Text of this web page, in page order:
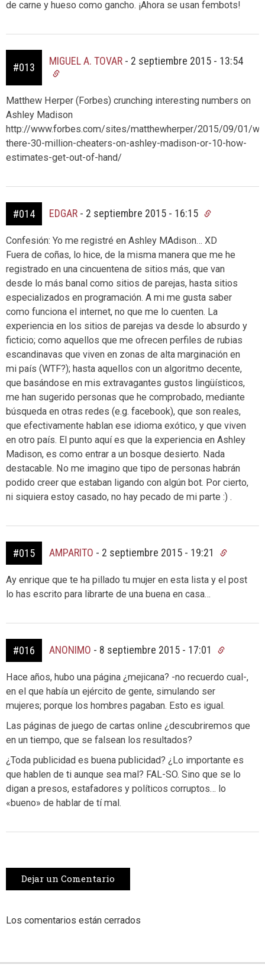
de carne y hueso como gancho. ¡Ahora se usan fembots!
#013
MIGUEL A. TOVAR - 2 septiembre 2015 - 13:54
Matthew Herper (Forbes) crunching interesting numbers on
Ashley Madison
http://www.forbes.com/sites/matthewherper/2015/09/01/
there-30-million-cheaters-on-ashley-madison-or-10-how-
estimates-get-out-of-hand/
#014 EDGAR - 2 septiembre 2015 - 16:15
Confesión: Yo me registré en Ashley MAdison… XD
Fuera de coñas, lo hice, de la misma manera que me he
registrado en una cincuentena de sitios más, que van
desde lo más banal como sitios de parejas, hasta sitios
especializados en programación. A mi me gusta saber
como funciona el internet, no que me lo cuenten. La
experiencia en los sitios de parejas va desde lo absurdo y
ficticio; como aquellos que me ofrecen perfiles de rubias
escandinavas que viven en zonas de alta marginación en
mi país (WTF?); hasta aquellos con un algoritmo decente,
que basándose en mis extravagantes gustos lingüísticos,
me han sugerido personas que he comprobado, mediante
búsqueda en otras redes (e.g. facebook), que son reales,
que efectivamente hablan ese idioma exótico, y que viven
en otro país. El punto aquí es que la experiencia en Ashley
Madison, es como entrar a un bosque desierto. Nada
destacable. No me imagino que tipo de personas habrán
podido creer que estaban ligando con algún bot. Por cierto,
ni siquiera estoy casado, no hay pecado de mi parte :) .
#015 AMPARITO - 2 septiembre 2015 - 19:21
Ay enrique que te ha pillado tu mujer en esta lista y el post
lo has escrito para librarte de una buena en casa…
#016 ANONIMO - 8 septiembre 2015 - 17:01
Hace años, hubo una página ¿mejicana? -no recuerdo cual-,
en el que había un ejército de gente, simulando ser
mujeres; porque los hombres pagaban. Esto es igual.
Las páginas de juego de cartas online ¿descubriremos que
en un tiempo, que se falsean los resultados?
¿Toda publicidad es buena publicidad? ¿Lo importante es
que hablen de ti aunque sea mal? FAL-SO. Sino que se lo
digan a presos, estafadores y políticos corruptos… lo
«bueno» de hablar de tí mal.
Dejar un Comentario
Los comentarios están cerrados